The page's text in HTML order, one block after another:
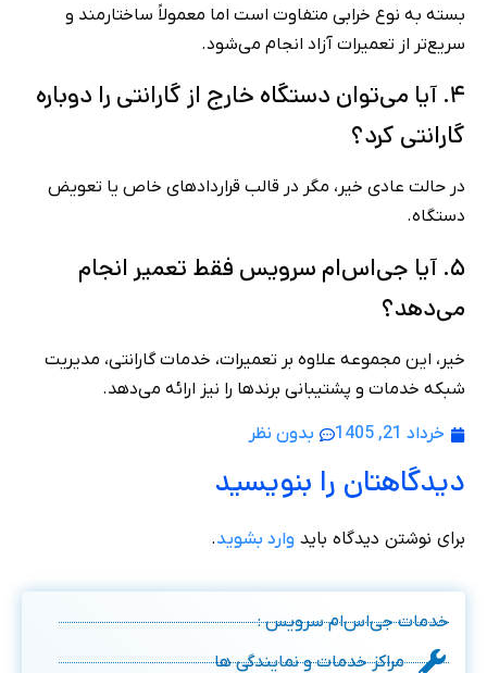
بسته به نوع خرابی متفاوت است اما معمولاً ساختارمند و
سریع‌تر از تعمیرات آزاد انجام می‌شود.
۴. آیا می‌توان دستگاه خارج از گارانتی را دوباره
گارانتی کرد؟
در حالت عادی خیر، مگر در قالب قراردادهای خاص یا تعویض
دستگاه.
۵. آیا جی‌اس‌ام سرویس فقط تعمیر انجام
می‌دهد؟
خیر، این مجموعه علاوه بر تعمیرات، خدمات گارانتی، مدیریت
شبکه خدمات و پشتیبانی برندها را نیز ارائه می‌دهد.
خرداد 21, 1405 بدون نظر
دیدگاهتان را بنویسید
برای نوشتن دیدگاه باید وارد بشوید.
خدمات جی‌اس‌ام سرویس :
مراکز خدمات و نمایندگی ها